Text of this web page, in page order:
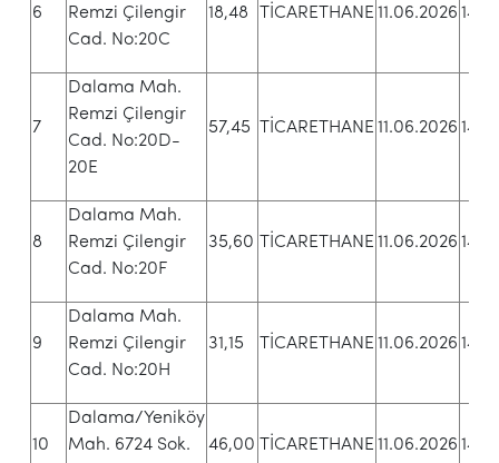
6
Remzi Çilengir
Cad. No:20C
18,48 TİCARETHANE 11.06.2026 14.25
7
Dalama Mah.
Remzi Çilengir
Cad. No:20D-
20E
57,45 TİCARETHANE 11.06.2026 14.28
8
Dalama Mah.
Remzi Çilengir
Cad. No:20F
35,60 TİCARETHANE 11.06.2026 14.31
9
Dalama Mah.
Remzi Çilengir
Cad. No:20H
31,15 TİCARETHANE 11.06.2026
10
Dalama/Yeniköy
Mah. 6724 Sok.
46,00 TİCARETHANE 11.06.2026 14.37